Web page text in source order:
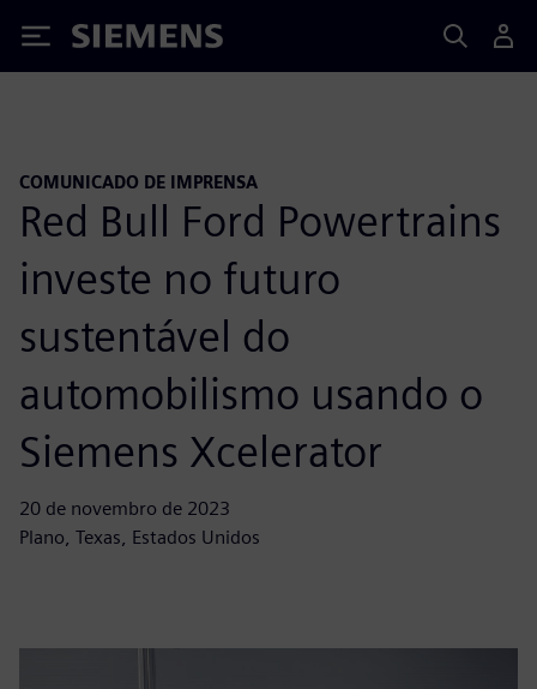
Siemens
COMUNICADO DE IMPRENSA
Red Bull Ford Powertrains
investe no futuro
sustentável do
automobilismo usando o
Siemens Xcelerator
20 de novembro de 2023
Plano, Texas, Estados Unidos